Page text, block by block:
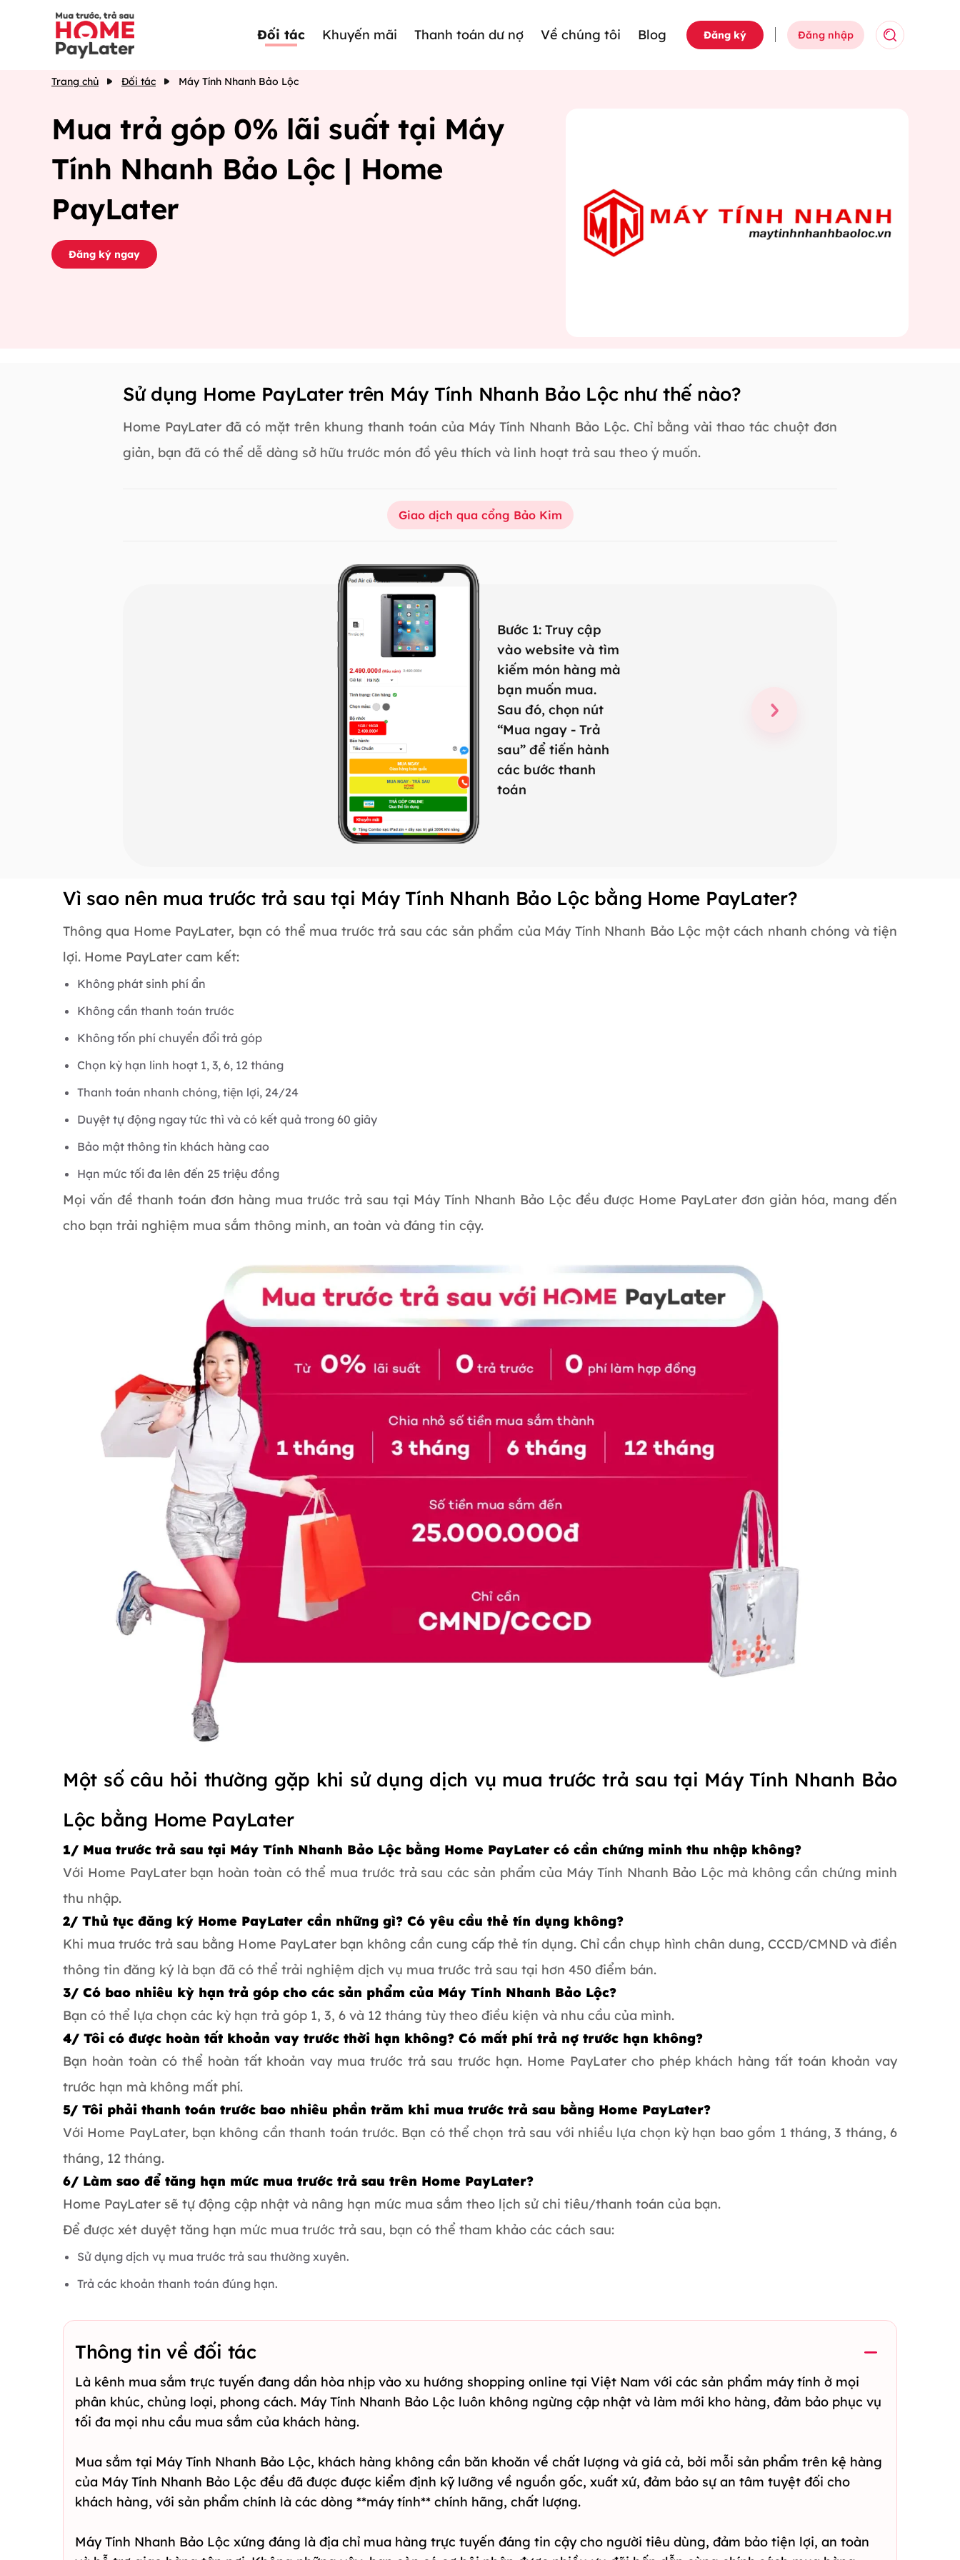
Tìm kiếm
Đối tác Khuyến mãi Thanh toán dư nợ Về chúng tôi Blog Đăng ký Đăng nhập
Trang chủ Đối tác Máy Tính Nhanh Bảo Lộc
Mua trả góp 0% lãi suất tại Máy
Tính Nhanh Bảo Lộc | Home
PayLater
Đăng ký ngay
Sử dụng Home PayLater trên Máy Tính Nhanh Bảo Lộc như thế nào?
Home PayLater đã có mặt trên khung thanh toán của Máy Tính Nhanh Bảo Lộc. Chỉ bằng vài thao tác chuột đơn
giản, bạn đã có thể dễ dàng sở hữu trước món đồ yêu thích và linh hoạt trả sau theo ý muốn.
Giao dịch qua cổng Bảo Kim
Bước 1: Truy cập
vào website và tìm
kiếm món hàng mà
bạn muốn mua.
Sau đó, chọn nút
“Mua ngay - Trả
sau” để tiến hành
các bước thanh
toán
Vì sao nên mua trước trả sau tại Máy Tính Nhanh Bảo Lộc bằng Home PayLater?
Thông qua Home PayLater, bạn có thể mua trước trả sau các sản phẩm của Máy Tính Nhanh Bảo Lộc một cách nhanh chóng và tiện
lợi. Home PayLater cam kết:
Không phát sinh phí ẩn
Không cần thanh toán trước
Không tốn phí chuyển đổi trả góp
Chọn kỳ hạn linh hoạt 1, 3, 6, 12 tháng
Thanh toán nhanh chóng, tiện lợi, 24/24
Duyệt tự động ngay tức thì và có kết quả trong 60 giây
Bảo mật thông tin khách hàng cao
Hạn mức tối đa lên đến 25 triệu đồng
Mọi vấn đề thanh toán đơn hàng mua trước trả sau tại Máy Tính Nhanh Bảo Lộc đều được Home PayLater đơn giản hóa, mang đến
cho bạn trải nghiệm mua sắm thông minh, an toàn và đáng tin cậy.
Một số câu hỏi thường gặp khi sử dụng dịch vụ mua trước trả sau tại Máy Tính Nhanh Bảo
Lộc bằng Home PayLater
1/ Mua trước trả sau tại Máy Tính Nhanh Bảo Lộc bằng Home PayLater có cần chứng minh thu nhập không?
Với Home PayLater bạn hoàn toàn có thể mua trước trả sau các sản phẩm của Máy Tính Nhanh Bảo Lộc mà không cần chứng minh
thu nhập.
2/ Thủ tục đăng ký Home PayLater cần những gì? Có yêu cầu thẻ tín dụng không?
Khi mua trước trả sau bằng Home PayLater bạn không cần cung cấp thẻ tín dụng. Chỉ cần chụp hình chân dung, CCCD/CMND và điền
thông tin đăng ký là bạn đã có thể trải nghiệm dịch vụ mua trước trả sau tại hơn 450 điểm bán.
3/ Có bao nhiêu kỳ hạn trả góp cho các sản phẩm của Máy Tính Nhanh Bảo Lộc?
Bạn có thể lựa chọn các kỳ hạn trả góp 1, 3, 6 và 12 tháng tùy theo điều kiện và nhu cầu của mình.
4/ Tôi có được hoàn tất khoản vay trước thời hạn không? Có mất phí trả nợ trước hạn không?
Bạn hoàn toàn có thể hoàn tất khoản vay mua trước trả sau trước hạn. Home PayLater cho phép khách hàng tất toán khoản vay
trước hạn mà không mất phí.
5/ Tôi phải thanh toán trước bao nhiêu phần trăm khi mua trước trả sau bằng Home PayLater?
Với Home PayLater, bạn không cần thanh toán trước. Bạn có thể chọn trả sau với nhiều lựa chọn kỳ hạn bao gồm 1 tháng, 3 tháng, 6
tháng, 12 tháng.
6/ Làm sao để tăng hạn mức mua trước trả sau trên Home PayLater?
Home PayLater sẽ tự động cập nhật và nâng hạn mức mua sắm theo lịch sử chi tiêu/thanh toán của bạn.
Để được xét duyệt tăng hạn mức mua trước trả sau, bạn có thể tham khảo các cách sau:
Sử dụng dịch vụ mua trước trả sau thường xuyên.
Trả các khoản thanh toán đúng hạn.
Thông tin về đối tác
Là kênh mua sắm trực tuyến đang dần hòa nhịp vào xu hướng shopping online tại Việt Nam với các sản phẩm máy tính ở mọi
phân khúc, chủng loại, phong cách. Máy Tính Nhanh Bảo Lộc luôn không ngừng cập nhật và làm mới kho hàng, đảm bảo phục vụ
tối đa mọi nhu cầu mua sắm của khách hàng.
Mua sắm tại Máy Tính Nhanh Bảo Lộc, khách hàng không cần băn khoăn về chất lượng và giá cả, bởi mỗi sản phẩm trên kệ hàng
của Máy Tính Nhanh Bảo Lộc đều đã được được kiểm định kỹ lưỡng về nguồn gốc, xuất xứ, đảm bảo sự an tâm tuyệt đối cho
khách hàng, với sản phẩm chính là các dòng **máy tính** chính hãng, chất lượng.
Máy Tính Nhanh Bảo Lộc xứng đáng là địa chỉ mua hàng trực tuyến đáng tin cậy cho người tiêu dùng, đảm bảo tiện lợi, an toàn